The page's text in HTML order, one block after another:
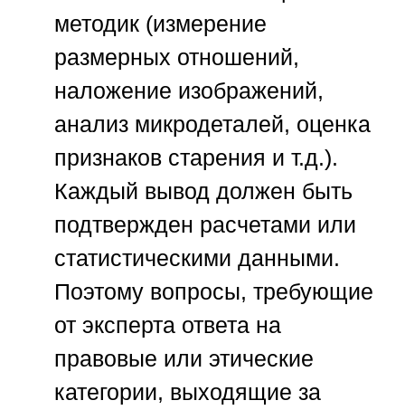
методик (измерение
размерных отношений,
наложение изображений,
анализ микродеталей, оценка
признаков старения и т.д.).
Каждый вывод должен быть
подтвержден расчетами или
статистическими данными.
Поэтому вопросы, требующие
от эксперта ответа на
правовые или этические
категории, выходящие за